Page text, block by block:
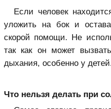
Если человек
уложить на бок и
скорой помощи. Не
так как он может
дыхания, особенно у
Что нельзя делать при